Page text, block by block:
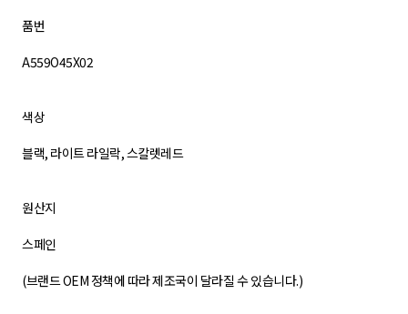
품번
A559O45X02
색상
블랙, 라이트 라일락, 스칼렛레드
원산지
스페인
(브랜드 OEM 정책에 따라 제조국이 달라질 수 있습니다.)